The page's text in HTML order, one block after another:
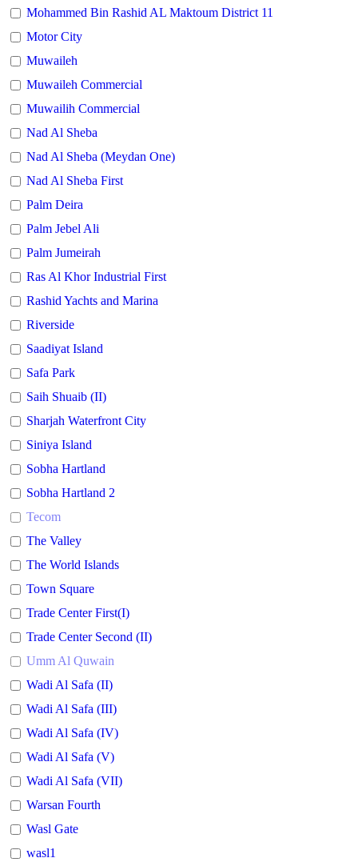
Mohammed Bin Rashid AL Maktoum District 11
Motor City
Muwaileh
Muwaileh Commercial
Muwailih Commercial
Nad Al Sheba
Nad Al Sheba (Meydan One)
Nad Al Sheba First
Palm Deira
Palm Jebel Ali
Palm Jumeirah
Ras Al Khor Industrial First
Rashid Yachts and Marina
Riverside
Saadiyat Island
Safa Park
Saih Shuaib (II)
Sharjah Waterfront City
Siniya Island
Sobha Hartland
Sobha Hartland 2
Tecom
The Valley
The World Islands
Town Square
Trade Center First(I)
Trade Center Second (II)
Umm Al Quwain
Wadi Al Safa (II)
Wadi Al Safa (III)
Wadi Al Safa (IV)
Wadi Al Safa (V)
Wadi Al Safa (VII)
Warsan Fourth
Wasl Gate
wasl1